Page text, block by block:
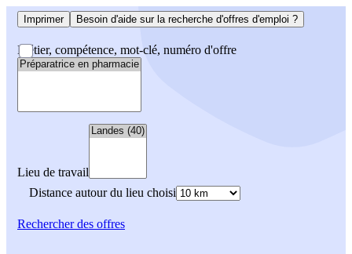
Imprimer Besoin d'aide sur la recherche d'offres d'emploi ?
Métier, compétence, mot-clé, numéro d'offre
Lieu de travail
Distance autour du lieu choisi
Rechercherdes offres